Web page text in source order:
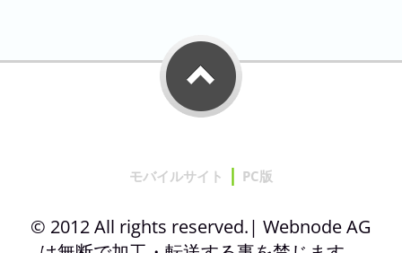
モバイルサイト | PC版
© 2012 All rights reserved.| Webnode AG